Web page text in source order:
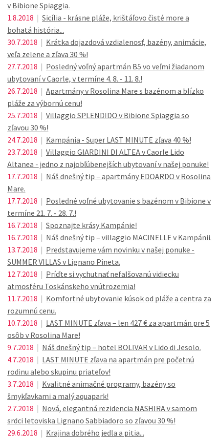
v Bibione Spiaggia.
1.8.2018 | Sicília - krásne pláže, krištáľovo čisté more a
bohatá história...
30.7.2018 | Krátka dojazdová vzdialenosť, bazény, animácie,
veľa zelene a zľava 30 %!
27.7.2018 | Posledný voľný apartmán B5 vo veľmi žiadanom
ubytovaní v Caorle, v termíne 4. 8. - 11. 8.!
26.7.2018 | Apartmány v Rosolina Mare s bazénom a blízko
pláže za výbornú cenu!
25.7.2018 | Villaggio SPLENDIDO v Bibione Spiaggia so
zľavou 30 %!
24.7.2018 | Kampánia - Super LAST MINUTE zľava 40 %!
23.7.2018 | Villaggio GIARDINI DI ALTEA v Caorle Lido
Altanea - jedno z najobľúbenejších ubytovaní v našej ponuke!
17.7.2018 | Náš dnešný tip – apartmány EDOARDO v Rosolina
Mare.
17.7.2018 | Posledné voľné ubytovanie s bazénom v Bibione v
termíne 21. 7. - 28. 7.!
16.7.2018 | Spoznajte krásy Kampánie!
16.7.2018 | Náš dnešný tip – villaggio MACINELLE v Kampánii.
13.7.2018 | Predstavujeme vám novinku v našej ponuke -
SUMMER VILLAS v Lignano Pineta.
12.7.2018 | Príďte si vychutnať nefalšovanú vidiecku
atmosféru Toskánskeho vnútrozemia!
11.7.2018 | Komfortné ubytovanie kúsok od pláže a centra za
rozumnú cenu.
10.7.2018 | LAST MINUTE zľava – len 427 € za apartmán pre 5
osôb v Rosolina Mare!
9.7.2018 | Náš dnešný tip – hotel BOLIVAR v Lido di Jesolo.
4.7.2018 | LAST MINUTE zľava na apartmán pre početnú
rodinu alebo skupinu priateľov!
3.7.2018 | Kvalitné animačné programy, bazény so
šmykľavkami a malý aquapark!
2.7.2018 | Nová, elegantná rezidencia NASHIRA v samom
srdci letoviska Lignano Sabbiadoro so zľavou 30 %!
29.6.2018 | Krajina dobrého jedla a pitia...